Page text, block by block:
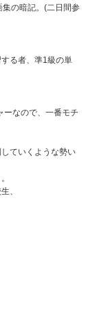
の暗記。(二日間参
る者、準1級の単
ーなので、一番モチ
ていくような勢い
、